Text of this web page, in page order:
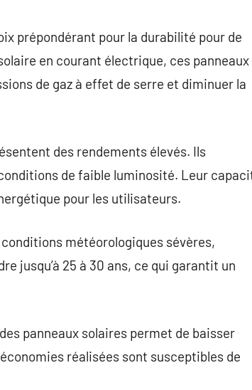
prépondérant pour la durabilité pour de
en courant électrique, ces panneaux
de gaz à effet de serre et diminuer la
des rendements élevés. Ils
de faible luminosité. Leur
pour les utilisateurs.
météorologiques sévères,
jusqu’à 25 à 30 ans, ce qui garantit un
panneaux solaires permet de baisser
réalisées sont susceptibles de